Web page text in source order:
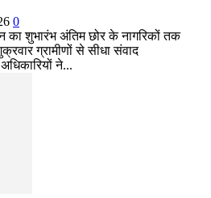
0
का शुभारंभ अंतिम छोर के नागरिकों तक
ग्रामीणों से सीधा संवाद
ने...